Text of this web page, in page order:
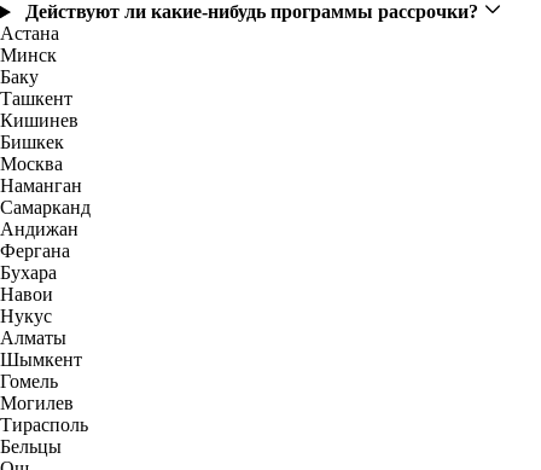
Действуют ли какие-нибудь программы рассрочки?
Астана
Минск
Баку
Ташкент
Кишинев
Бишкек
Москва
Наманган
Самарканд
Андижан
Фергана
Бухара
Навои
Нукус
Алматы
Шымкент
Гомель
Могилев
Тирасполь
Бельцы